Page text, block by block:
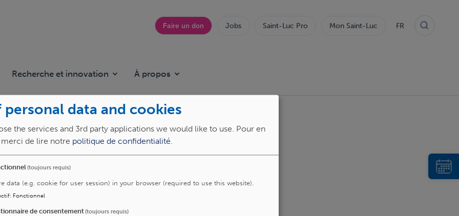
TopFaire un don Jobs Saint-Luc Pro Mon Saint-Luc FR
Recherche et innovation À propos
personal data and cookies
the services and 3rd party applications we would like to use. Pour en
merci de lire notre politique de confidentialité.
(toujours requis)
data (e.g. cookie for user session) in your browser (required to use this website).
: Fonctionnel
de consentement(toujours requis)